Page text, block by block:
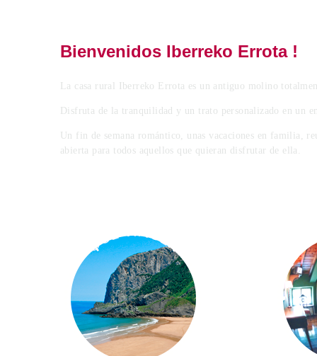
Bienvenidos Iberreko Errota !
La casa rural Iberreko Errota es un antiguo molino
Disfruta de la tranquilidad y un trato personalizado en un
Un fin de semana romántico, unas vacaciones en familia,
abierta para todos aquellos que quieran disfrutar de ella.